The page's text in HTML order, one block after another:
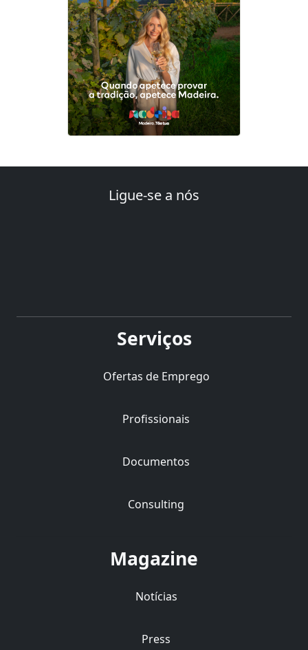
Ligue-se a nós
Serviços
Ofertas de Emprego
Profissionais
Documentos
Consulting
Magazine
Notícias
Press